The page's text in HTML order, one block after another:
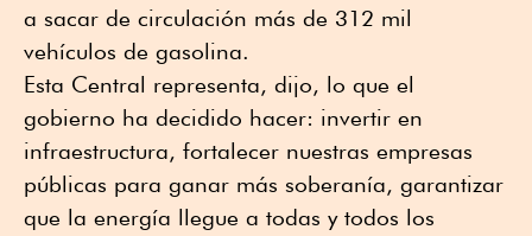
a sacar de circulación más de 312 mil
vehículos de gasolina.
Esta Central representa, dijo, lo que el
gobierno ha decidido hacer: invertir en
infraestructura, fortalecer nuestras empresas
públicas para ganar más soberanía, garantizar
que la energía llegue a todas y todos los